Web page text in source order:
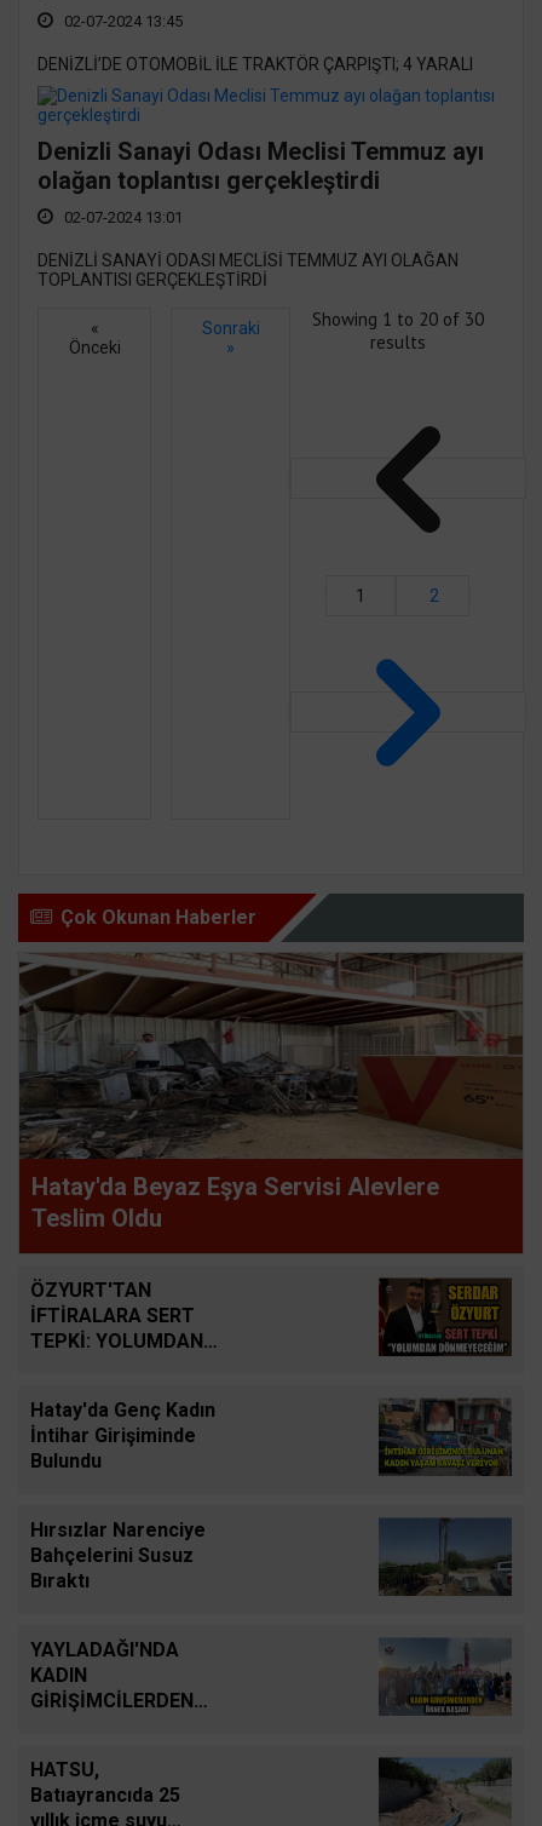
02-07-2024 13:45
DENİZLİ’DE OTOMOBİL İLE TRAKTÖR ÇARPIŞTI; 4 YARALI
Denizli Sanayi Odası Meclisi Temmuz ayı
olağan toplantısı gerçekleştirdi
02-07-2024 13:01
DENİZLİ SANAYİ ODASI MECLİSİ TEMMUZ AYI OLAĞAN
TOPLANTISI GERÇEKLEŞTİRDİ
«
Önceki
Sonraki
»
Showing 1 to 20of 30
results
1 2
Çok Okunan Haberler
Hatay'da Beyaz Eşya Servisi Alevlere
Teslim Oldu
ÖZYURT'TAN
İFTİRALARA SERT
TEPKİ: YOLUMDAN
Hatay'da Genç Kadın
İntihar Girişiminde
Bulundu
Hırsızlar Narenciye
Bahçelerini Susuz
Bıraktı
YAYLADAĞI'NDA
KADIN
GİRİŞİMCİLERDEN
HATSU,
Batıayrancıda 25
yıllık içme suyu